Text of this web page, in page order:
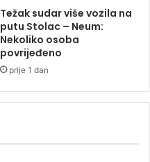
Težak sudar više vozila na
putu Stolac – Neum:
Nekoliko osoba
povrijeđeno
prije 1 dan